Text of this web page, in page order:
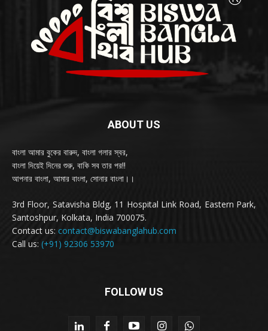
ABOUT US
বাংলা আমার বুকের বারুদ, বাংলা গলার স্বর,
বাংলা দিয়েই দিনের শুরু, বাকি সব তার পর!!
আপনার বাংলা, আমার বাংলা, সোনার বাংলা।।
3rd Floor, Satavisha Bldg, 11 Hospital Link Road, Eastern Park,
Santoshpur, Kolkata, India 700075.
Contact us: contact@biswabanglahub.com
Call us: (+91) 92306 53970
FOLLOW US